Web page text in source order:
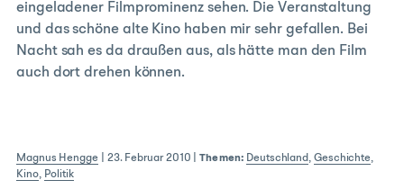
eingeladener Filmprominenz sehen. Die Veranstaltung
und das schöne alte Kino haben mir sehr gefallen. Bei
Nacht sah es da draußen aus, als hätte man den Film
auch dort drehen können.
Magnus Hengge| 23. Februar 2010 |Themen: Deutschland, Geschichte,
Kino, Politik